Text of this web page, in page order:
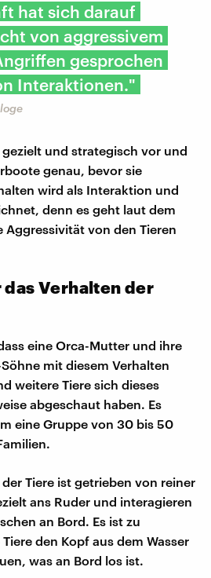
hat sich darauf
von aggressivem
gesprochen
Interaktionen."
gezielt und strategisch vor und
genau, bevor sie
wird als Interaktion und
denn es geht laut dem
Aggressivität von den Tieren
das Verhalten der
eine Orca-Mutter und ihre
mit diesem Verhalten
weitere Tiere sich dieses
abgeschaut haben. Es
eine Gruppe von 30 bis 50
Tiere ist getrieben von reiner
ans Ruder und interagieren
an Bord. Es ist zu
den Kopf aus dem Wasser
was an Bord los ist.